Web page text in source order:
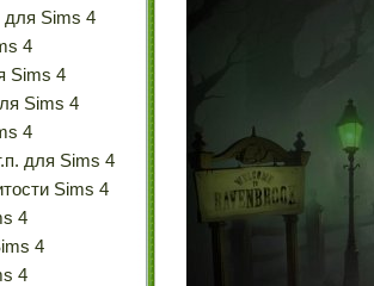
для Sims 4
4
Sims 4
Sims 4
4
для Sims 4
Sims 4
4
4
4